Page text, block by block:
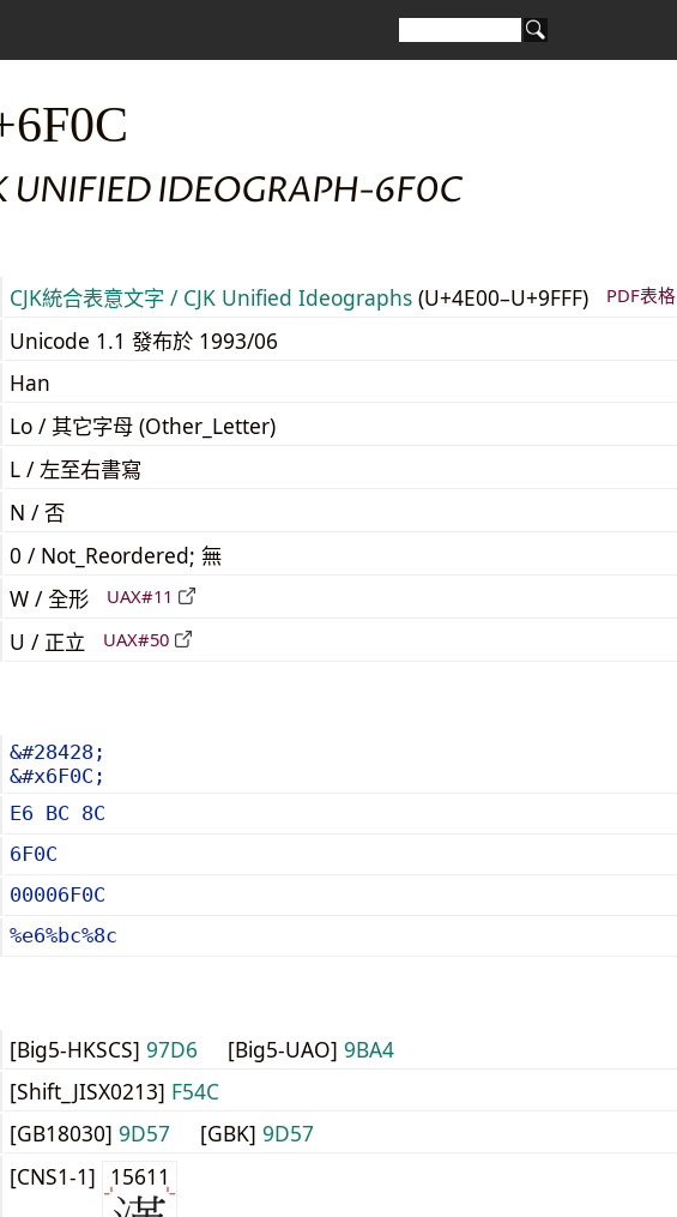
UNIFIED IDEOGRAPH-6F0C
CJK統合表意文字 / CJK Unified Ideographs (U+4E00–U+9FFF) PDF表格
Unicode 1.1 發布於 1993/06
Han
Lo / 其它字母 (Other_Letter)
L / 左至右書寫
N / 否
0 / Not_Reordered; 無
W / 全形 UAX#11
U / 正立 UAX#50
&#28428;
&#x6F0C;
E6 BC 8C
6F0C
00006F0C
%e6%bc%8c
[Big5-HKSCS] 97D6 [Big5-UAO] 9BA4
[Shift_JISX0213] F54C
[GB18030] 9D57 [GBK] 9D57
[CNS1-1] 15611